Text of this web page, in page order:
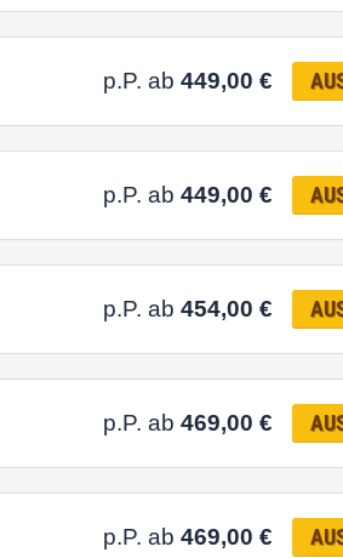
p.P. ab 449,00 €
p.P. ab 449,00 €
p.P. ab 454,00 €
p.P. ab 469,00 €
p.P. ab 469,00 €